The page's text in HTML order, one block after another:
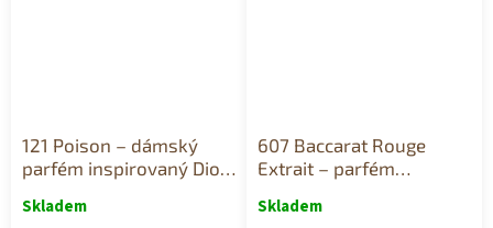
121 Poison – dámský
parfém inspirovaný Dior,
Skladem
607 Baccarat Rouge
Extrait – parfém
Francis Kurkdjian, 10 ml
Skladem